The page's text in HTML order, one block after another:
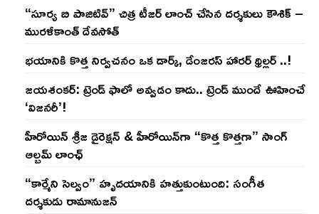
“సూర్య బి పాజిటివ్” చిత్ర టీజర్ లాంచ్ చేసిన‌ దర్శకులు కౌశిక్ –
మురళీకాంత్ దేవసోత్
భయానికి కొత్త నిర్వచనం ఒక డార్క్, డేంజరస్ హారర్ థ్రిల్లర్ ..!
జయశంకర్: ట్రెండ్‌ ఫాలో అవ్వడం కాదు.. ట్రెండ్‌ ముందే ఊహించే
‘విజనరీ’!
హీరోయిన్ శ్రీజ డైరెక్ష‌న్ & హీరోయిన్‌గా “కొత్త కొత్తగా” సాంగ్
ఆల్బమ్ లాంఛ్
“కార్మేని సెల్వం” హృదయానికి హత్తుకుంటుంది: సంగీత
దర్శకుడు రామానుజన్